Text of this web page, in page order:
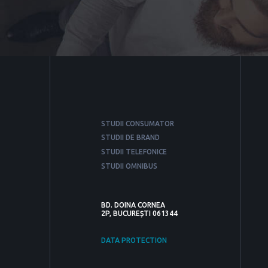
STUDII CONSUMATOR
STUDII DE BRAND
STUDII TELEFONICE
STUDII OMNIBUS
BD. DOINA CORNEA
2P, BUCUREȘTI 061344
DATA PROTECTION